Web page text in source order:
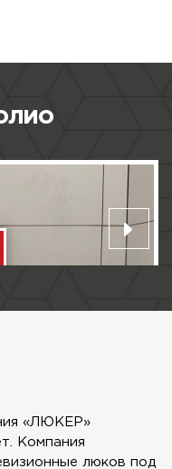
«ЛЮКЕР»
Компания
люков под